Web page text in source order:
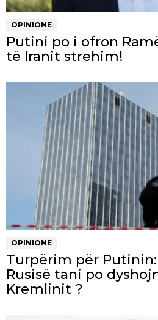
OPINIONE
Putini po i ofron
të Iranit strehim!
OPINIONE
Turpërim për
Rusisë tani po
Kremlinit ?